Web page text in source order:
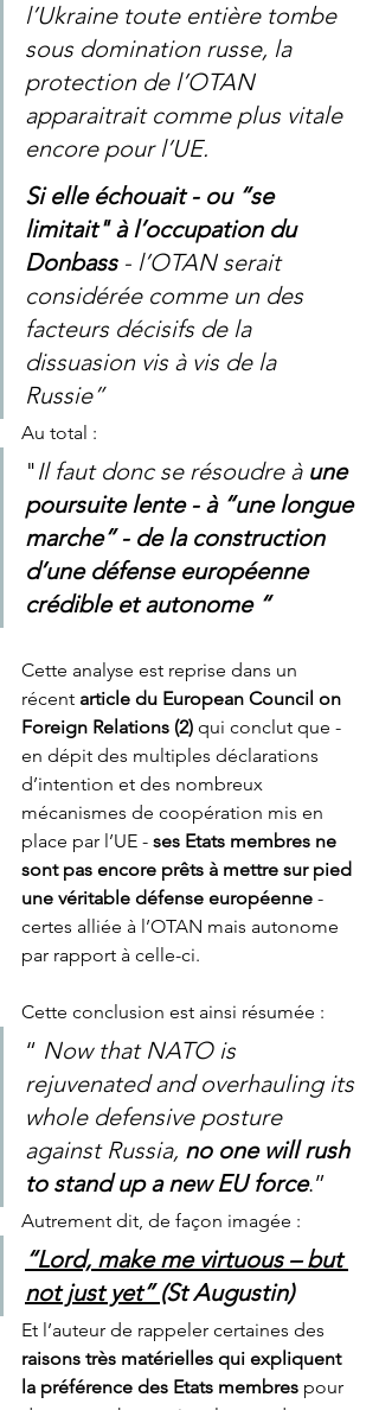
l’Ukraine toute entière tombe
sous domination russe, la
protection de l’OTAN
apparaitrait comme plus vitale
encore pour l’UE.
Si elle échouait - ou “se
limitait" à l’occupation du
Donbass - l’OTAN serait
considérée comme un des
facteurs décisifs de la
dissuasion vis à vis de la
Russie”
Au total :
"Il faut donc se résoudre à une
poursuite lente - à “une longue
marche” - de la construction
d’une défense européenne
crédible et autonome “
Cette analyse est reprise dans un
récent article du European Council on
Foreign Relations (2) qui conclut que -
en dépit des multiples déclarations
d’intention et des nombreux
mécanismes de coopération mis en
place par l’UE - ses Etats membres ne
sont pas encore prêts à mettre sur pied
une véritable défense européenne -
certes alliée à l’OTAN mais autonome
par rapport à celle-ci.
Cette conclusion est ainsi résumée :
“ Now that NATO is
rejuvenated and overhauling its
whole defensive posture
against Russia, no one will rush
to stand up a new EU force.”
Autrement dit, de façon imagée :
“Lord, make me virtuous – but
not just yet” (St Augustin)
Et l’auteur de rappeler certaines des
raisons très matérielles qui expliquent
la préférence des Etats membres pour